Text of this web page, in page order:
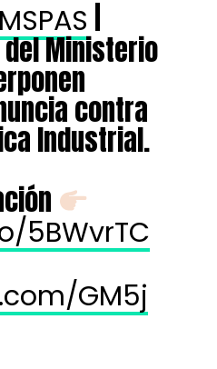
Ministerio
contra
Industrial.
5BWvrTC
GM5j